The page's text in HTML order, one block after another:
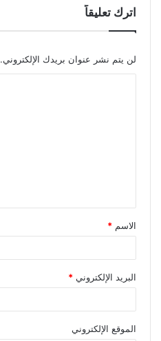
اترك تعليقاً
لن يتم نشر عنوان بريدك الإلكتروني.
الاسم *
البريد الإلكتروني *
الموقع الإلكتروني